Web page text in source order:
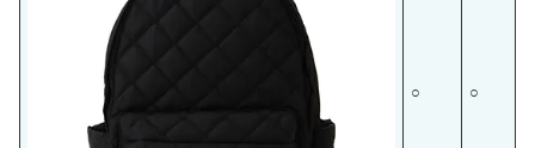
○ ○